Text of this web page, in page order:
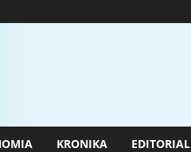
KRONIKA EDITORIAL